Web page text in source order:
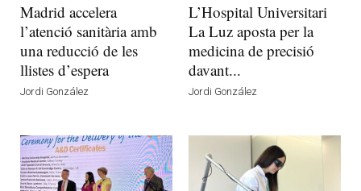
Madrid accelera
l’atenció sanitària amb
una reducció de les
llistes d’espera
Jordi González
L’Hospital Universitari
La Luz aposta per la
medicina de precisió
davant...
Jordi González